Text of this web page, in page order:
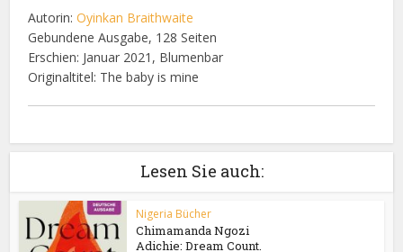
Autorin:Oyinkan Braithwaite
Gebundene Ausgabe, 128 Seiten
Erschien: Januar 2021, Blumenbar
Originaltitel: The baby is mine
Lesen Sie auch:
Nigeria Bücher
Chimamanda Ngozi
Adichie: Dream Count.